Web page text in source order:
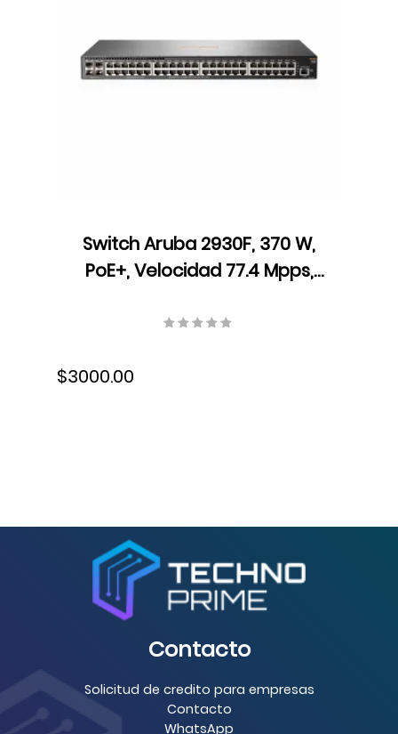
Switch Aruba 2930F, 370 W,
PoE+, Velocidad 77.4 Mpps,
1016 MHz, JL262A
$3000.00
Contacto
Solicitud de credito para empresas
Contacto
WhatsApp